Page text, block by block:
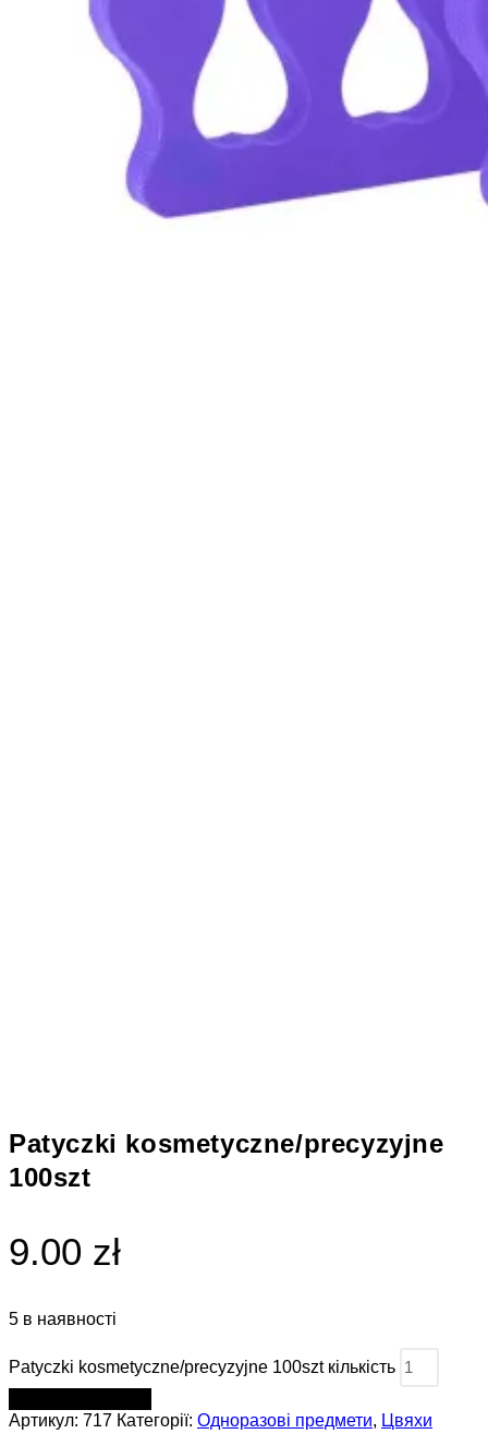
Patyczki kosmetyczne/precyzyjne
100szt
9.00 zł
5 в наявності
Patyczki kosmetyczne/precyzyjne 100szt кількість
Артикул: 717 Категорії: Одноразові предмети, Цвяхи